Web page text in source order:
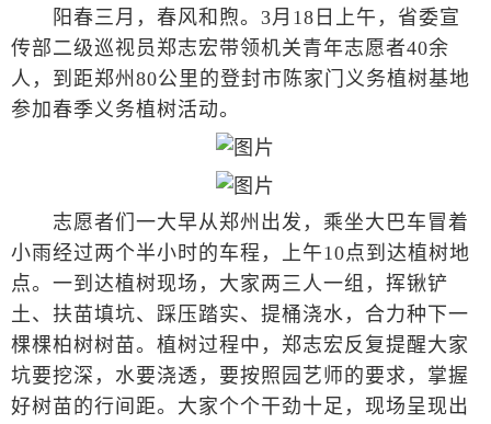
阳春三月，春风和煦。3月18日上午，省委宣
传部二级巡视员郑志宏带领机关青年志愿者40余
人，到距郑州80公里的登封市陈家门义务植树基地
参加春季义务植树活动。
志愿者们一大早从郑州出发，乘坐大巴车冒着
小雨经过两个半小时的车程，上午10点到达植树地
点。一到达植树现场，大家两三人一组，挥锹铲
土、扶苗填坑、踩压踏实、提桶浇水，合力种下一
棵棵柏树树苗。植树过程中，郑志宏反复提醒大家
坑要挖深，水要浇透，要按照园艺师的要求，掌握
好树苗的行间距。大家个个干劲十足，现场呈现出